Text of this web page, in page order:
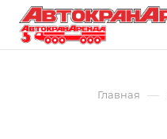
Главная —